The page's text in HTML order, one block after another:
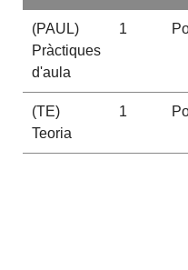
(PAUL)
Pràctiques
d'aula
1
(TE)
Teoria
1